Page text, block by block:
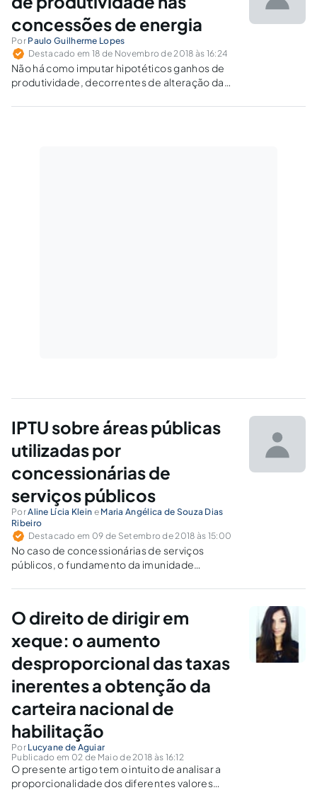
concessões de energia
Por Paulo Guilherme Lopes
Destacado em 18 de Novembro de 2018 às 16:24
Não há como imputar hipotéticos ganhos de
produtividade, decorrentes de alteração da
o recálculo e reponderação de elementos
IPTU sobre áreas públicas
utilizadas por
concessionárias de
serviços públicos
PorAline Lícia Klein e Maria Angélica de Souza Dias
Ribeiro
Destacado em 09 de Setembro de 2018 às 15:00
No caso de concessionárias de serviços
públicos, o fundamento da imunidade
para fins de afastar a cobrança de IPTU sobre o
essencialmente, à sua afetação à prestação
do serviço público.
O direito de dirigir em
xeque: o aumento
desproporcional das taxas
inerentes a obtenção da
carteira nacional de
habilitação
Por Lucyane de Aguiar
Publicado em 02 de Maio de 2018 às 16:12
O presente artigo tem o intuito de analisar a
proporcionalidade dos diferentes valores